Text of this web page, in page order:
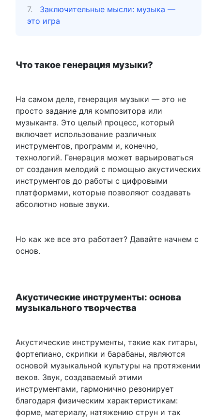
Заключительные мысли: музыка —
это игра
Что такое генерация музыки?
На самом деле, генерация музыки — это не
просто задание для композитора или
музыканта. Это целый процесс, который
включает использование различных
инструментов, программ и, конечно,
технологий. Генерация может варьироваться
от создания мелодий с помощью акустических
инструментов до работы с цифровыми
платформами, которые позволяют создавать
абсолютно новые звуки.
Но как же все это работает? Давайте начнем с
основ.
Акустические инструменты: основа
музыкального творчества
Акустические инструменты, такие как гитары,
фортепиано, скрипки и барабаны, являются
основой музыкальной культуры на протяжении
веков. Звук, создаваемый этими
инструментами, гармонично резонирует
благодаря физическим характеристикам:
форме, материалу, натяжению струн и так